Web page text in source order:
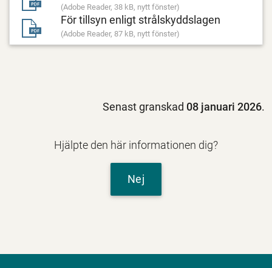
(Adobe Reader, 38 kB, nytt fönster)
För tillsyn enligt strålskyddslagen
(Adobe Reader, 87 kB, nytt fönster)
Senast granskad 08 januari 2026.
Hjälpte den här informationen dig?
Nej